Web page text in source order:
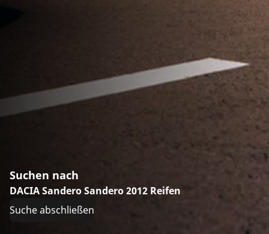
Suchen nach
DACIA Sandero Sandero 2012 Reifen
Suche abschließen